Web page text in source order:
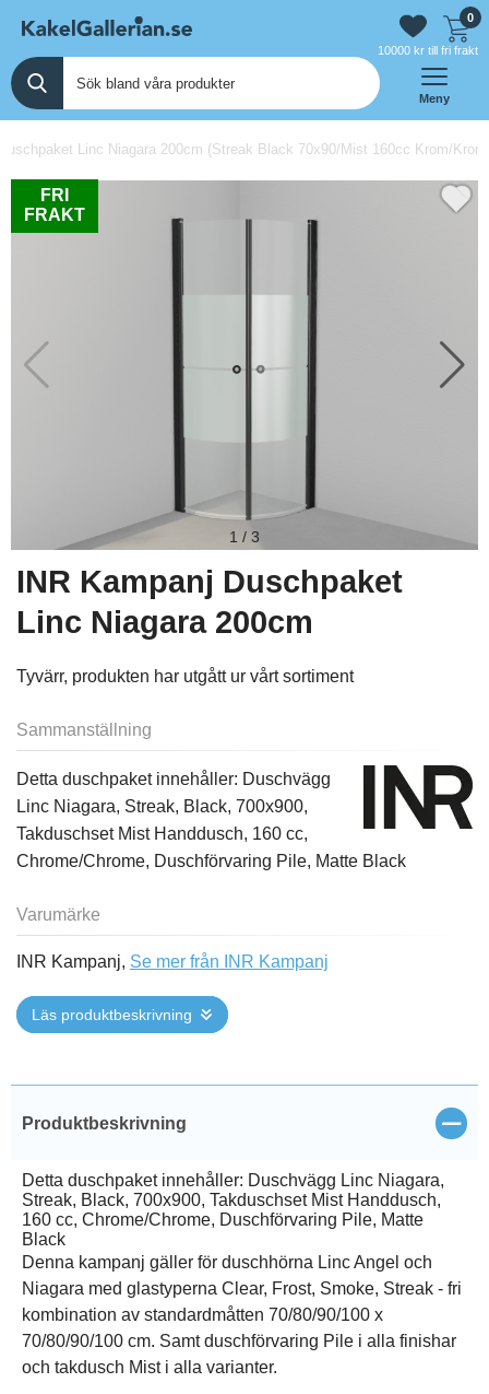
0
10000 kr till fri frakt
Meny
Linc Niagara 200cm (Streak Black 70x90/Mist 160cc Krom/
FRI
FRAKT
1 / 3
INR Kampanj Duschpaket
Linc Niagara 200cm
Tyvärr, produkten har utgått ur vårt sortiment
Sammanställning
Detta duschpaket innehåller: Duschvägg
Linc Niagara, Streak, Black, 700x900,
Takduschset Mist Handdusch, 160 cc,
Chrome/Chrome, Duschförvaring Pile, Matte Black
Varumärke
INR Kampanj, Se mer från INR Kampanj
Läs produktbeskrivning
Produktbeskrivning Stäng
Detta duschpaket innehåller: Duschvägg Linc Niagara,
Streak, Black, 700x900, Takduschset Mist Handdusch,
160 cc, Chrome/Chrome, Duschförvaring Pile, Matte
Black
Denna kampanj gäller för duschhörna Linc Angel och
Niagara med glastyperna Clear, Frost, Smoke, Streak - fri
kombination av standardmåtten 70/80/90/100 x
70/80/90/100 cm. Samt duschförvaring Pile i alla finishar
och takdusch Mist i alla varianter.